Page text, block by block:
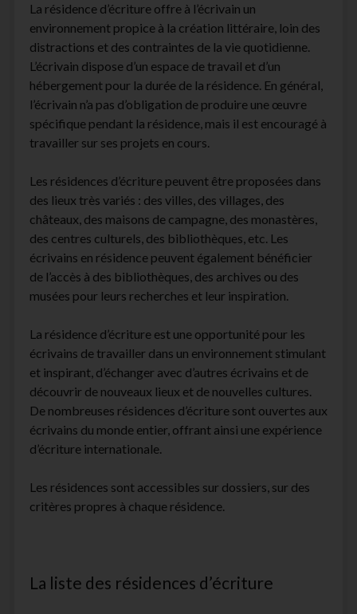
La résidence d’écriture offre à l’écrivain un
environnement propice à la création littéraire, loin des
distractions et des contraintes de la vie quotidienne.
L’écrivain dispose d’un espace de travail et d’un
hébergement pour la durée de la résidence. En général,
l’écrivain n’a pas d’obligation de produire une œuvre
spécifique pendant la résidence, mais il est encouragé à
travailler sur ses projets en cours.
Les résidences d’écriture peuvent être proposées dans
des lieux très variés : des villes, des villages, des
châteaux, des maisons de campagne, des monastères,
des centres culturels, des bibliothèques, etc. Les
écrivains en résidence peuvent également bénéficier
de l’accès à des bibliothèques, des archives ou des
musées pour leurs recherches et leur inspiration.
La résidence d’écriture est une opportunité pour les
écrivains de travailler dans un environnement stimulant
et inspirant, d’échanger avec d’autres écrivains et de
découvrir de nouveaux lieux et de nouvelles cultures.
De nombreuses résidences d’écriture sont ouvertes aux
écrivains du monde entier, offrant ainsi une expérience
d’écriture internationale.
Les résidences sont accessibles sur dossiers, sur des
critères propres à chaque résidence.
La liste des résidences d’écriture